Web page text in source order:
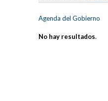
Agenda del Gobierno
No hay resultados.